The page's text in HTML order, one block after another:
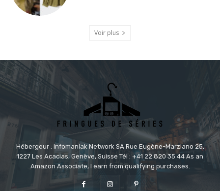
Voir plus
Hébergeur : Infomaniak Network SA Rue Eugène-Marziano 25,
1227 Les Acacias, Genève, Suisse Tél : +41 22 820 35 44 As an
Amazon Associate, I earn from qualifying purchases.